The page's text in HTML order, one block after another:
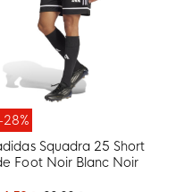
28%
Squadra 25 Short
Foot Noir Blanc Noir